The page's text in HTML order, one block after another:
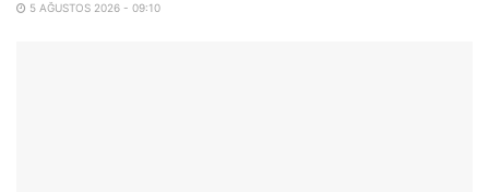
5 AĞUSTOS 2026 - 09:10